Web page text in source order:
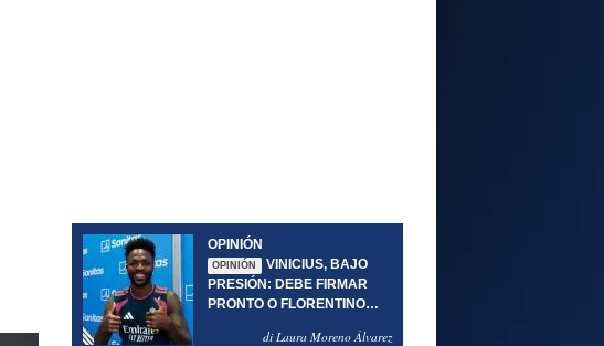
OPINIÓN
OPINIÓN
VINICIUS, BAJO
PRESIÓN: DEBE FIRMAR
PRONTO O FLORENTINO
di Laura Moreno Álvarez